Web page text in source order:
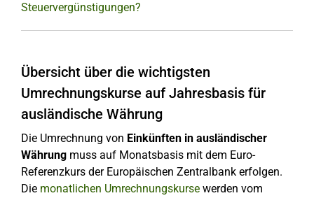
Steuervergünstigungen?
Übersicht über die wichtigsten
Umrechnungskurse auf Jahresbasis für
ausländische Währung
Die Umrechnung von Einkünften in ausländischer
Währung muss auf Monatsbasis mit dem Euro-
Referenzkurs der Europäischen Zentralbank erfolgen.
Die monatlichen Umrechnungskurse werden vom